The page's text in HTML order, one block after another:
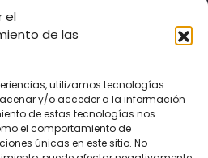
el
de las
utilizamos tecnologías
y/o acceder a la información
de estas tecnologías nos
el comportamiento de
únicas en este sitio. No